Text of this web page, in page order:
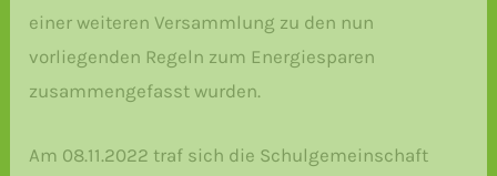
einer weiteren Versammlung zu den nun
vorliegenden Regeln zum Energiesparen
zusammengefasst wurden.
Am 08.11.2022 traf sich die Schulgemeinschaft